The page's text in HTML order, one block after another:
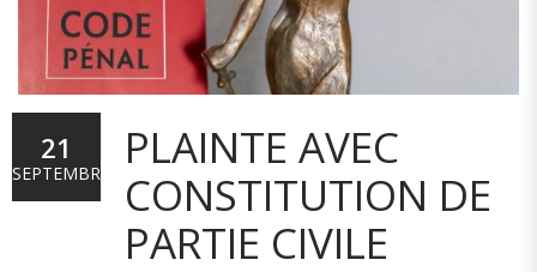
PLAINTE AVEC
CONSTITUTION DE
PARTIE CIVILE
21
SEPTEMBRE